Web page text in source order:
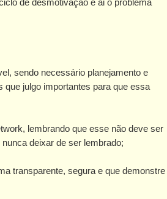
de desmotivação e ai o problema
sendo necessário planejamento e
julgo importantes para que essa
lembrando que esse não deve ser
deixar de ser lembrado;
transparente, segura e que demonstre